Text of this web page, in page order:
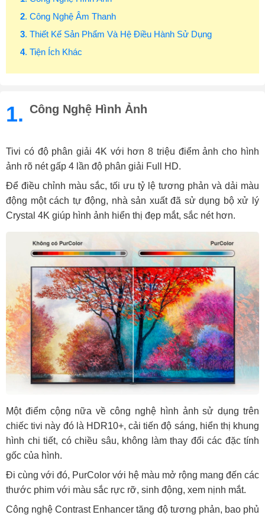
2. Công Nghệ Âm Thanh
3. Thiết Kế Sản Phẩm Và Hệ Điều Hành Sử Dụng
4. Tiện Ích Khác
1. Công Nghệ Hình Ảnh
Tivi có độ phân giải 4K với hơn 8 triệu điểm ảnh cho hình
ảnh rõ nét gấp 4 lần độ phân giải Full HD.
Để điều chỉnh màu sắc, tối ưu tỷ lệ tương phản và dải màu
động một cách tự động, nhà sản xuất đã sử dụng bộ xử lý
Crystal 4K giúp hình ảnh hiển thị đẹp mắt, sắc nét hơn.
Một điểm cộng nữa về công nghệ hình ảnh sử dụng trên
chiếc tivi này đó là HDR10+, cải tiến độ sáng, hiển thị khung
hình chi tiết, có chiều sâu, không làm thay đổi các đặc tính
gốc của hình.
Đi cùng với đó, PurColor với hệ màu mở rộng mang đến các
thước phim với màu sắc rực rỡ, sinh động, xem nịnh mắt.
Công nghệ Contrast Enhancer tăng độ tương phản, bao phủ